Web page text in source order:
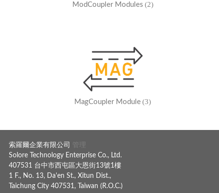
ModCoupler Modules (2)
MagCoupler Module (3)
索羅爾企業有限公司
管理
Solore Technology Enterprise Co., Ltd.
407531 台中市西屯區大恩街13號1樓
1 F., No. 13, Da'en St., Xitun Dist.,
Taichung City 407531, Taiwan (R.O.C.)